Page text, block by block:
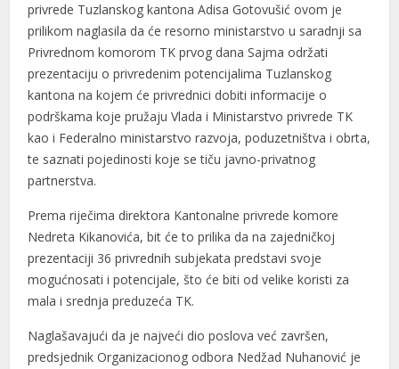
privrede Tuzlanskog kantona Adisa Gotovušić ovom je
prilikom naglasila da će resorno ministarstvo u saradnji sa
Privrednom komorom TK prvog dana Sajma održati
prezentaciju o privredenim potencijalima Tuzlanskog
kantona na kojem će privrednici dobiti informacije o
podrškama koje pružaju Vlada i Ministarstvo privrede TK
kao i Federalno ministarstvo razvoja, poduzetništva i obrta,
te saznati pojedinosti koje se tiču javno-privatnog
partnerstva.
Prema riječima direktora Kantonalne privrede komore
Nedreta Kikanovića, bit će to prilika da na zajedničkoj
prezentaciji 36 privrednih subjekata predstavi svoje
mogućnosati i potencijale, što će biti od velike koristi za
mala i srednja preduzeća TK.
Naglašavajući da je najveći dio poslova već završen,
predsjednik Organizacionog odbora Nedžad Nuhanović je